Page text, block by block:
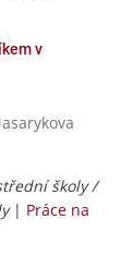
v
školy /
| Práce na